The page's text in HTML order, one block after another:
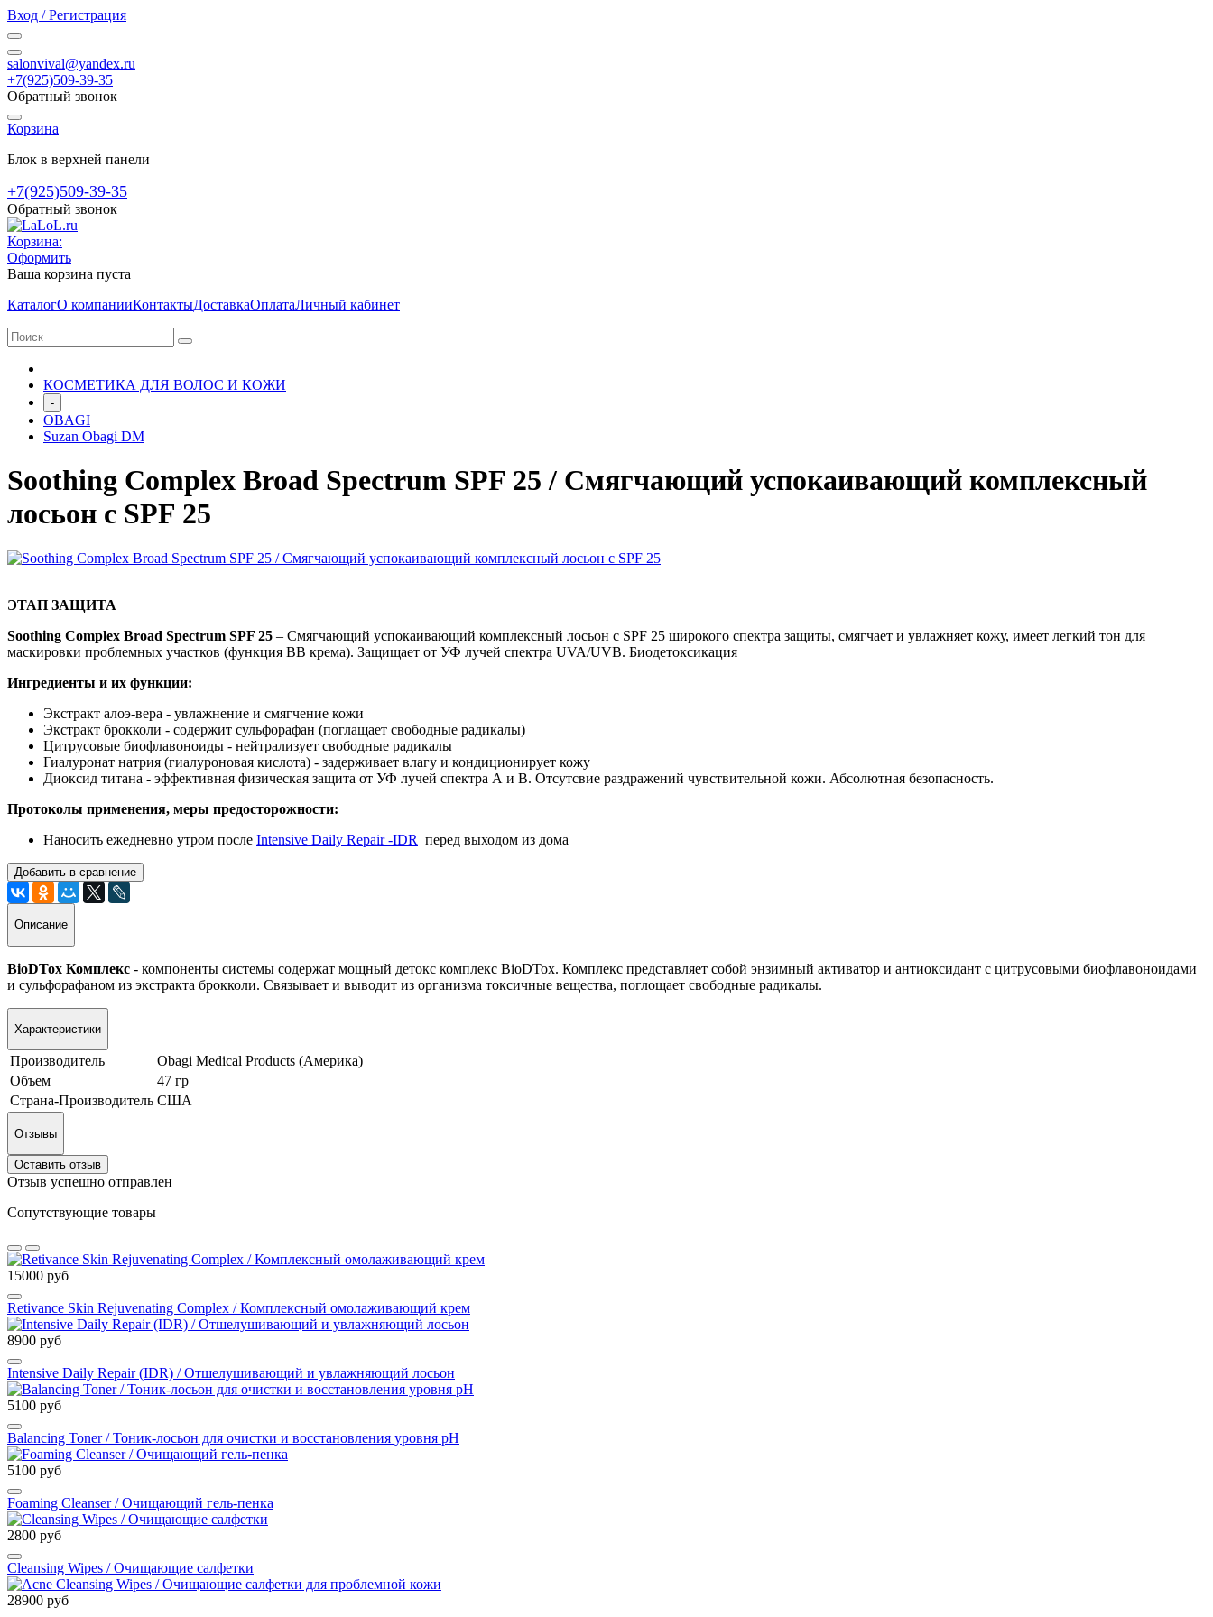
Вход / Регистрация
salonvival@yandex.ru
+7(925)509-39-35
Обратный звонок
Корзина
Блок в верхней панели
+7(925)509-39-35
Обратный звонок
Корзина:
Оформить
Ваша корзина пуста
КаталогО компанииКонтактыДоставкаОплатаЛичный кабинет
КОСМЕТИКА ДЛЯ ВОЛОС И КОЖИ
-
OBAGI
Suzan Obagi DM
Soothing Complex Broad Spectrum SPF 25 / Смягчающий успокаивающий комплексный
лосьон с SPF 25
ЭТАП ЗАЩИТА
Soothing Complex Broad Spectrum SPF 25 – Смягчающий успокаивающий комплексный лосьон с SPF 25 широкого спектра защиты, смягчает и увлажняет кожу, имеет легкий тон для
маскировки проблемных участков (функция BB крема). Защищает от УФ лучей спектра UVA/UVB. Биодетоксикация
Ингредиенты и их функции:
Экстракт алоэ-вера - увлажнение и смягчение кожи
Экстракт брокколи - содержит сульфорафан (поглащает свободные радикалы)
Цитрусовые биофлавоноиды - нейтрализует свободные радикалы
Гиалуронат натрия (гиалуроновая кислота) - задерживает влагу и кондиционирует кожу
Диоксид титана - эффективная физическая защита от УФ лучей спектра А и В. Отсутсвие раздражений чувствительной кожи. Абсолютная безопасность.
Протоколы применения, меры предосторожности:
Наносить ежедневно утром после Intensive Daily Repair -IDR перед выходом из дома
Добавить в сравнение
Описание
BioDTox Комплекс - компоненты системы содержат мощный детокс комплекс BioDTox. Комплекс представляет собой энзимный активатор и антиоксидант с цитрусовыми биофлавоноидами
и сульфорафаном из экстракта брокколи. Связывает и выводит из организма токсичные вещества, поглощает свободные радикалы.
Характеристики
Производитель
Obagi Medical Products (Америка)
Объем
47 гр
Страна-Производитель США
Отзывы
Оставить отзыв
Отзыв успешно отправлен
Сопутствующие товары
15000 руб
Retivance Skin Rejuvenating Complex / Комплексный омолаживающий крем
8900 руб
Intensive Daily Repair (IDR) / Отшелушивающий и увлажняющий лосьон
5100 руб
Balancing Toner / Тоник-лосьон для очистки и восстановления уровня pH
5100 руб
Foaming Cleanser / Очищающий гель-пенка
2800 руб
Cleansing Wipes / Очищающие салфетки
28900 руб